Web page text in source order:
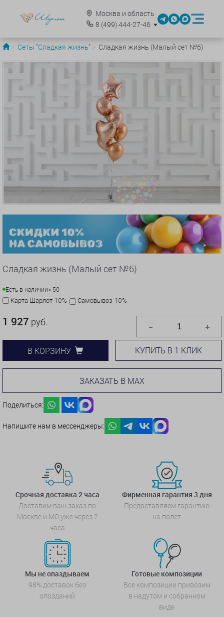
Москва и область
8 (499)444-27-46
Сеты "Сладкая жизнь" Сладкая жизнь (Малый сет №6)
Сладкая жизнь (Малый сет №6)
Есть в наличии> 50
Карта Шарлот-10% Самовывоз-10%
1 927 руб.
В КОРЗИНУ КУПИТЬ В 1 КЛИК
ЗАКАЗАТЬ В MAX
Поделиться:
Напишите нам в мессенджеры:
Срочная доставка 2 часа
Доставим ваш заказ по
Москве и МО уже через 2
часа
Фирменная гарантия 3 дня
Предоставляем гарантию
на полет
Мы не опаздываем
98% доставок без
опозданий
Готовые композиции
Все композиции привозим
в надутом и собранном
виде